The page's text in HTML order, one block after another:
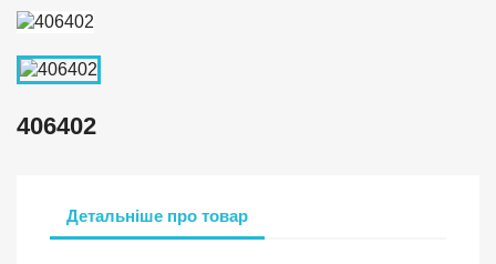
406402
Детальніше про товар